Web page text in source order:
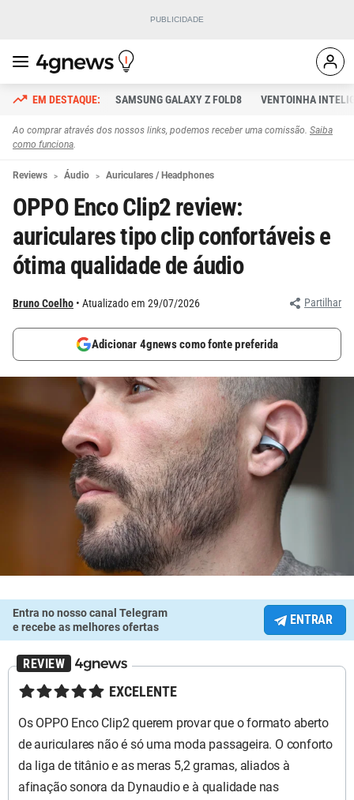
SAMSUNG GALAXY Z FOLD8 VENTOINHA
Ao comprar através dos nossos links, podemos receber uma comissão. Saiba
como funciona.
Reviews Áudio Auriculares / Headphones
OPPO Enco Clip2 review:
auriculares tipo clip confortáveis e
ótima qualidade de áudio
Bruno Coelho Atualizado em 29/07/2026 Partilhar
Adicionar 4gnews como fonte preferida
Entra no nosso canal Telegram
e recebe as melhores ofertas
ENTRAR
★★★★★ EXCELENTE
Os OPPO Enco Clip2 querem provar que o formato aberto
de auriculares não é só uma moda passageira. O conforto
da liga de titânio e as meras 5,2 gramas, aliados à
afinação sonora da Dynaudio e à qualidade nas